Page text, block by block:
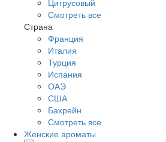
Смотреть все
Страна
Франция
Италия
Турция
Испания
ОАЭ
США
Бахрейн
Смотреть все
Женские ароматы